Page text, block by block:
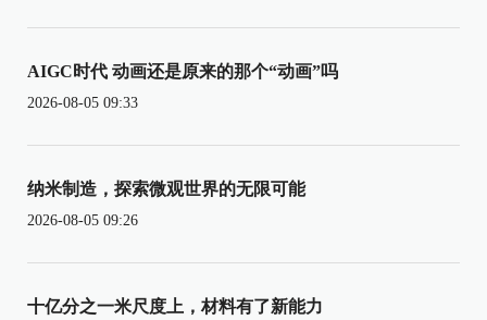
AIGC时代 动画还是原来的那个“动画”吗
2026-08-05 09:33
纳米制造，探索微观世界的无限可能
2026-08-05 09:26
十亿分之一米尺度上，材料有了新能力